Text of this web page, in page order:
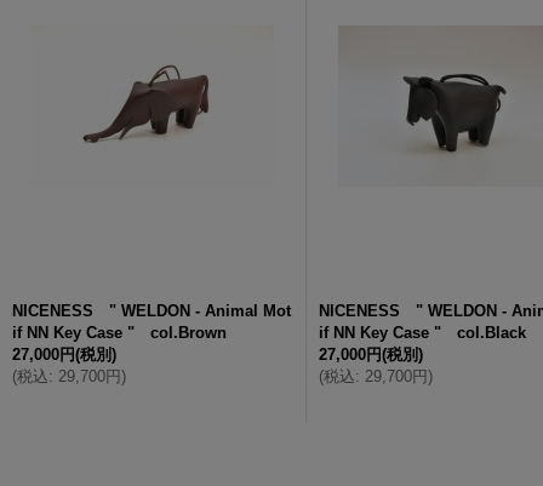
NICENESS " WELDON - Animal Mot
if NN Key Case " col.Brown
27,000円(税別)
(税込: 29,700円)
NICENESS " WELDON -
if NN Key Case " col.Black
27,000円(税別)
(税込: 29,700円)